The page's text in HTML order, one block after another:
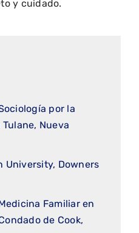
y cuidado.
por la
Nueva
University, Downers
Familiar en
de Cook,